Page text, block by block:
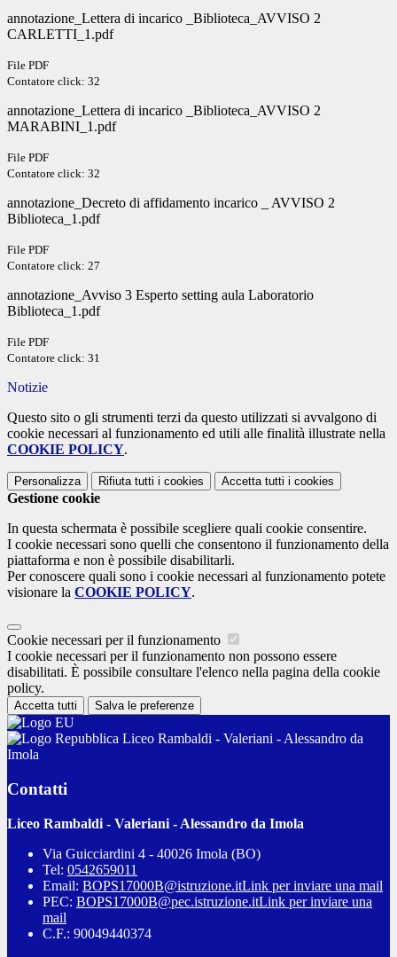
annotazione_Lettera di incarico _Biblioteca_AVVISO 2
CARLETTI_1.pdf
File PDF
Contatore click: 32
annotazione_Lettera di incarico _Biblioteca_AVVISO 2
MARABINI_1.pdf
File PDF
Contatore click: 32
annotazione_Decreto di affidamento incarico _ AVVISO 2
Biblioteca_1.pdf
File PDF
Contatore click: 27
annotazione_Avviso 3 Esperto setting aula Laboratorio
Biblioteca_1.pdf
File PDF
Contatore click: 31
Notizie
Questo sito o gli strumenti terzi da questo utilizzati si avvalgono di
cookie necessari al funzionamento ed utili alle finalità illustrate nella
COOKIE POLICY.
Personalizza Rifiuta tutti i cookies Accetta tutti i cookies
Gestione cookie
In questa schermata è possibile scegliere quali cookie consentire.
I cookie necessari sono quelli che consentono il funzionamento della
piattaforma e non è possibile disabilitarli.
Per conoscere quali sono i cookie necessari al funzionamento potete
visionare la COOKIE POLICY.
Cookie necessari per il funzionamento
I cookie necessari per il funzionamento non possono essere
disabilitati. È possibile consultare l'elenco nella pagina della cookie
policy.
Accetta tutti Salva le preferenze
Liceo Rambaldi - Valeriani - Alessandro da
Imola
Contatti
Liceo Rambaldi - Valeriani - Alessandro da Imola
Via Guicciardini 4 - 40026 Imola (BO)
Tel: 0542659011
Email: BOPS17000B@istruzione.itLink per inviare una mail
PEC: BOPS17000B@pec.istruzione.itLink per inviare una
mail
C.F.: 90049440374